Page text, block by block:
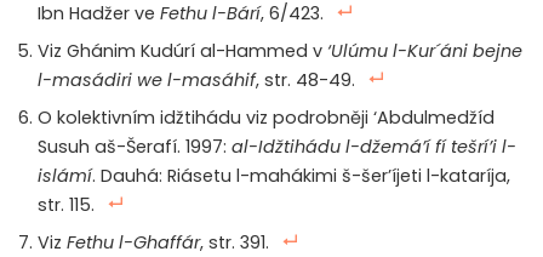
Ibn Hadžer ve Fethu l-Bárí, 6/423.
Viz Ghánim Kudúrí al-Hammed v ‘Ulúmu l-Kur´áni bejne
l-masádiri we l-masáhif, str. 48-49.
O kolektivním idžtihádu viz podrobněji ‘Abdulmedžíd
Susuh aš-Šerafí. 1997: al-Idžtihádu l-džemá’í fí tešrí’i l-
islámí. Dauhá: Riásetu l-mahákimi š-šer’íjeti l-kataríja,
str. 115.
Viz Fethu l-Ghaffár, str. 391.